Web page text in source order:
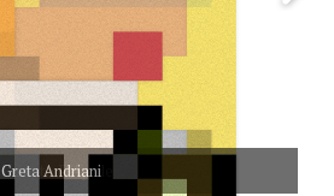
Greta Andriani